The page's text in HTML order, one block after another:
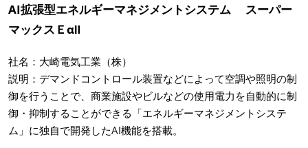
AI拡張型エネルギーマネジメントシステム スーパー
マックスＥαⅡ
社名：大崎電気工業（株）
説明：デマンドコントロール装置などによって空調や照明の制
御を行うことで、商業施設やビルなどの使用電力を自動的に制
御・抑制することができる「エネルギーマネジメントシステ
ム」に独自で開発したAI機能を搭載。